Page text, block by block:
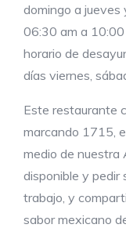
domingo a jueves
06:30 am a
horario de
días viernes,
Este restaurante
marcando 1715,
medio de nuestra
disponible y pedir
trabajo, y
sabor mexicano